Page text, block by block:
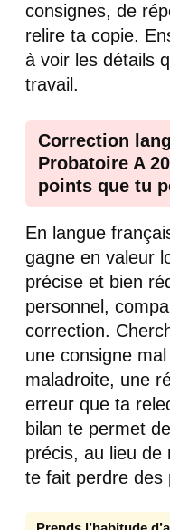
consignes, de
relire ta copie.
à voir les détails
travail.
Correction
Probatoire A
points que tu
En langue
gagne en valeur
précise et bien
personnel,
correction.
une consigne
maladroite, une
erreur que ta
bilan te permet
précis, au lieu de
te fait perdre des